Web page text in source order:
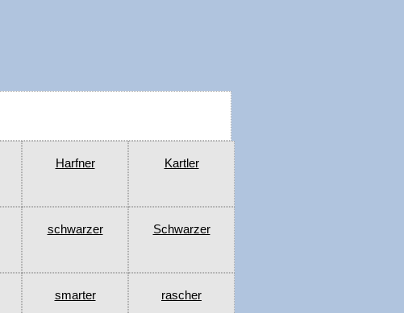
Harfner Kartler
schwarzer Schwarzer
smarter rascher